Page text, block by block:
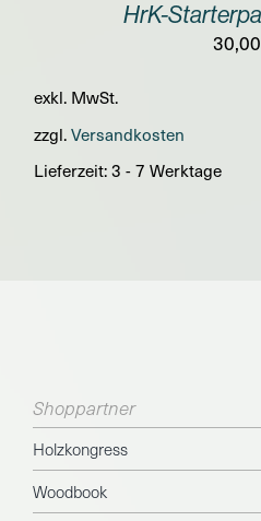
HrK-
30,00
exkl. MwSt.
zzgl.Versandkosten
Lieferzeit:3 - 7 Werktage
Shoppartner
Holzkongress
Woodbook